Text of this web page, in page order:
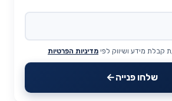
קבלת מידע ושיווק לפי מדיניות הפרטיות
שלחו פנייה